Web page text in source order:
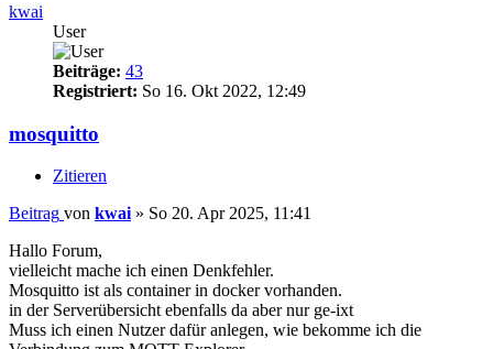
kwai
User
Beiträge: 43
Registriert: So 16. Okt 2022, 12:49
mosquitto
Zitieren
Beitrag von kwai » So 20. Apr 2025, 11:41
Hallo Forum,
vielleicht mache ich einen Denkfehler.
Mosquitto ist als container in docker vorhanden.
in der Serverübersicht ebenfalls da aber nur ge-ixt
Muss ich einen Nutzer dafür anlegen, wie bekomme ich die